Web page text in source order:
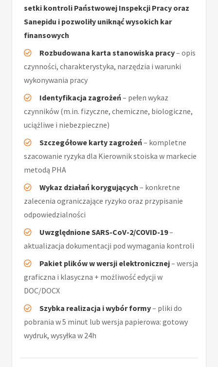
setki kontroli Państwowej Inspekcji Pracy oraz
Sanepidu i pozwoliły uniknąć wysokich kar
finansowych
Rozbudowana karta stanowiska pracy– opis
czynności, charakterystyka, narzędzia i warunki
wykonywania pracy
Identyfikacja zagrożeń– pełen wykaz
czynników (m.in. fizyczne, chemiczne, biologiczne,
uciążliwe i niebezpieczne)
Szczegółowe karty zagrożeń– kompletne
szacowanie ryzyka dla Kierownik stoiska w markecie
metodą PHA
Wykaz działań korygujących – konkretne
zalecenia ograniczające ryzyko oraz przypisanie
odpowiedzialności
Uwzględnione SARS-CoV-2/COVID-19–
aktualizacja dokumentacji pod wymagania kontroli
Pakiet plików w wersji elektronicznej– wersja
graficzna i klasyczna + możliwość edycji w
DOC/DOCX
Szybka realizacja i wybór formy– pliki do
pobrania w 5 minut lub wersja papierowa: gotowy
wydruk, wysyłka w 24h